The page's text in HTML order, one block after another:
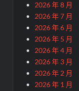
2026 年 8 月
2026 年 7 月
2026 年 6 月
2026 年 5 月
2026 年 4 月
2026 年 3 月
2026 年 2 月
2026 年 1 月